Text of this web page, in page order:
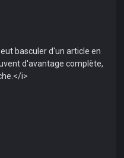
basculer d'un article en
d'avantage complète,
i>